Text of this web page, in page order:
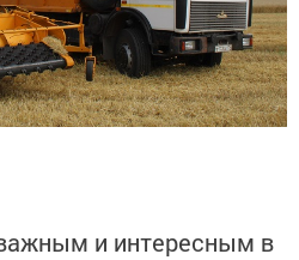
и интересным в